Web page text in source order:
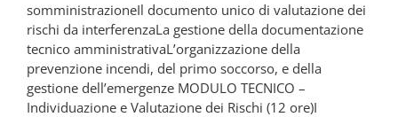
somministrazioneIl documento unico di valutazione dei
rischi da interferenzaLa gestione della documentazione
tecnico amministrativaL’organizzazione della
prevenzione incendi, del primo soccorso, e della
gestione dell’emergenze MODULO TECNICO –
Individuazione e Valutazione dei Rischi (12 ore)I